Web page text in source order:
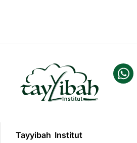
Tayyibah Institut